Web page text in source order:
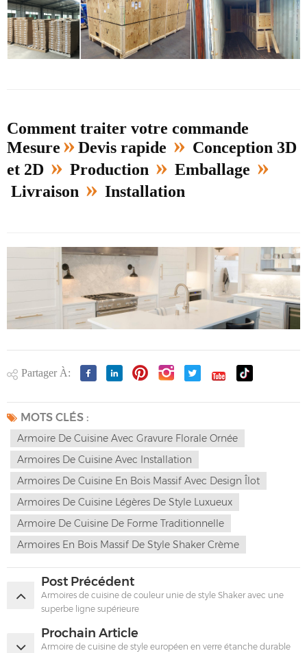
Comment traiter votre commande
Mesure »Devis rapide » Conception 3D
et 2D » Production » Emballage »
Livraison » Installation
Partager À:
MOTS CLÉS :
Armoire De Cuisine Avec Gravure Florale Ornée
Armoires De Cuisine Avec Installation
Armoires De Cuisine En Bois Massif Avec Design Îlot
Armoires De Cuisine Légères De Style Luxueux
Armoire De Cuisine De Forme Traditionnelle
Armoires En Bois Massif De Style Shaker Crème
Post Précédent
Armoires de cuisine de couleur unie de style Shaker avec une
superbe ligne supérieure
Prochain Article
Armoire de cuisine de style européen en verre étanche durable